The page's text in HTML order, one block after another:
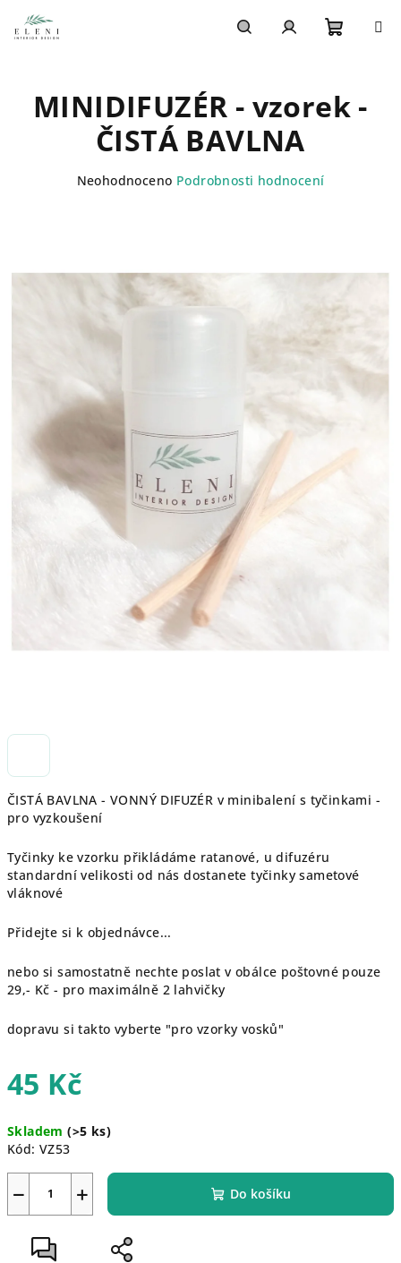
na
obsah
košík
ČISTÁ BAVLNA - VONNÝ DIFUZÉR v minibalení s tyčinkami -
pro vyzkoušení
Tyčinky ke vzorku přikládáme ratanové, u difuzéru
standardní velikosti od nás dostanete tyčinky sametové
vláknové
Přidejte si k objednávce...
nebo si samostatně nechte poslat v obálce poštovné pouze
29,- Kč - pro maximálně 2 lahvičky
dopravu si takto vyberte "pro vzorky vosků"
45 Kč
cena:
Skladem(>5 ks)
Kód: VZ53
+
− Do košíku
MINIDIFUZÉR - vzorek -
ČISTÁ BAVLNA
Průměrné
z
hvězdiček.
Neohodnoceno Podrobnosti hodnocení